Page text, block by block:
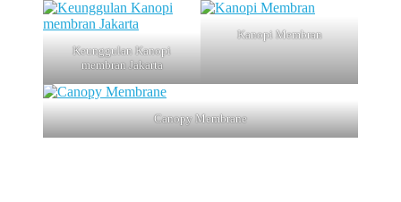
Keunggulan Kanopi
membran Jakarta
Kanopi Membran
Canopy Membrane